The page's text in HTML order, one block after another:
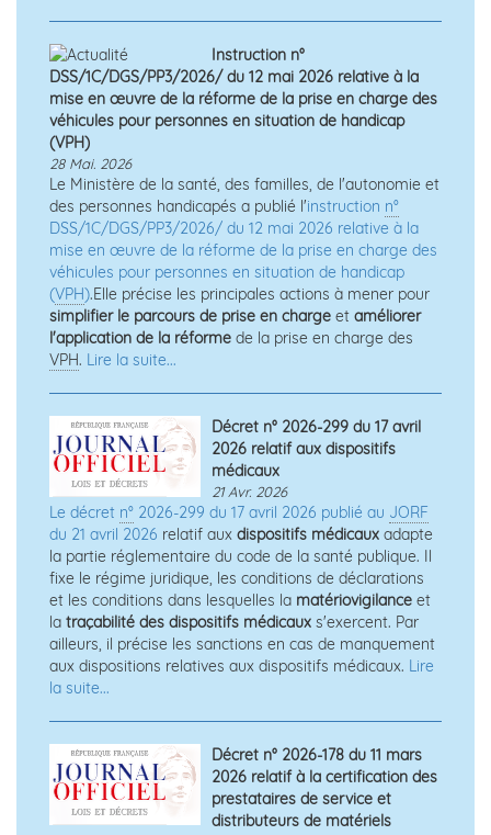
Instruction n°
DSS/1C/DGS/PP3/2026/ du 12 mai 2026 relative à la
mise en œuvre de la réforme de la prise en charge des
véhicules pour personnes en situation de handicap
(VPH)
28 Mai. 2026
Le Ministère de la santé, des familles, de l'autonomie et
des personnes handicapés a publié l'instruction n°
DSS/1C/DGS/PP3/2026/ du 12 mai 2026 relative à la
mise en œuvre de la réforme de la prise en charge des
véhicules pour personnes en situation de handicap
(VPH).Elle précise les principales actions à mener pour
simplifier le parcours de prise en charge et améliorer
l'application de la réforme de la prise en charge des
VPH. Lire la suite...
Décret n° 2026-299 du 17 avril
2026 relatif aux dispositifs
médicaux
21 Avr. 2026
Le décret n° 2026-299 du 17 avril 2026 publié au JORF
du 21 avril 2026 relatif aux dispositifs médicaux adapte
la partie réglementaire du code de la santé publique. Il
fixe le régime juridique, les conditions de déclarations
et les conditions dans lesquelles la matériovigilance et
la traçabilité des dispositifs médicaux s'exercent. Par
ailleurs, il précise les sanctions en cas de manquement
aux dispositions relatives aux dispositifs médicaux. Lire
la suite...
Décret n° 2026-178 du 11 mars
2026 relatif à la certification des
prestataires de service et
distributeurs de matériels